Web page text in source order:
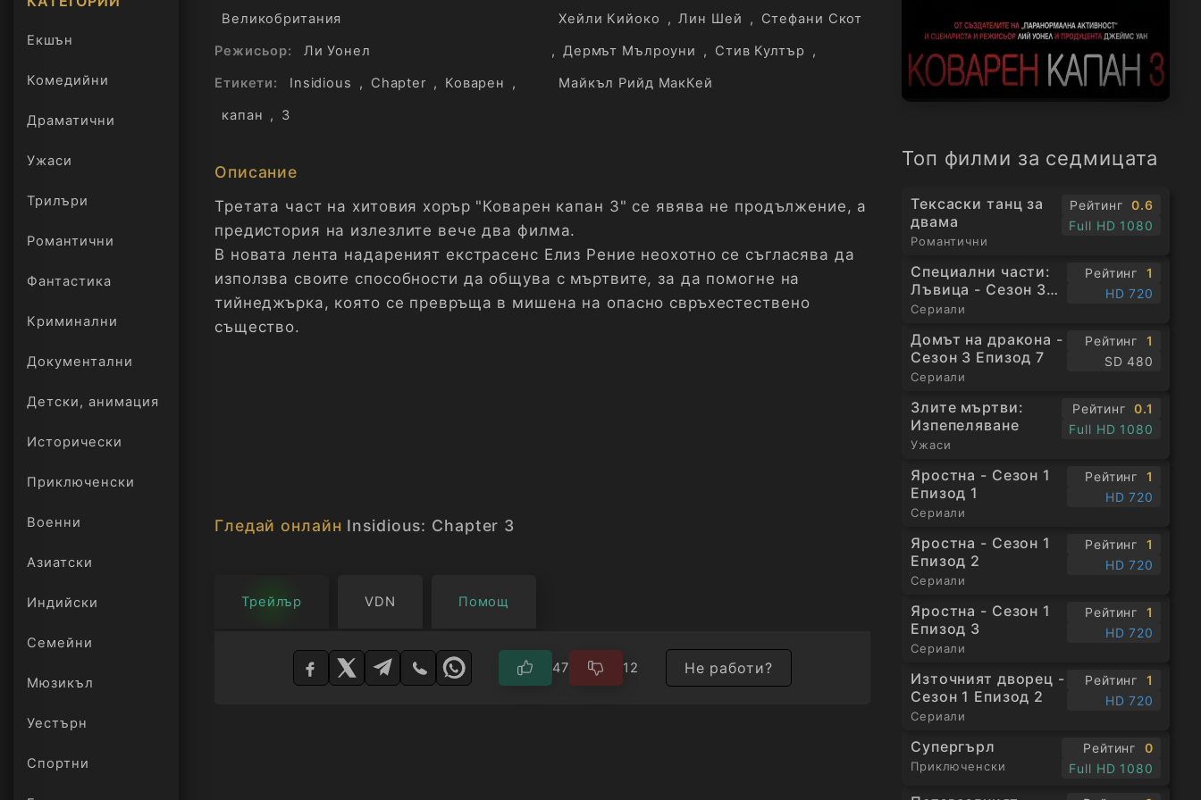
Екшън
Комедийни
Драматични
Ужаси
Трилъри
онлайн
Романтични
Фантастика
Криминални
Документални
Детски, анимация
Исторически
Приключенски
Военни
Азиатски
Индийски
Семейни
Мюзикъл
Уестърн
Спортни
Топ филми за седмицата
Тексаски танц за
двама
Романтични
Рейтинг
0.6
Full HD 1080
Специални части:
Лъвица - Сезон 3
Епизод 1
Сериали
Рейтинг
1
HD 720
Домът на дракона -
Сезон 3 Епизод 7
Сериали
Рейтинг
1
SD 480
Злите мъртви:
Изпепеляване
Ужаси
Рейтинг
0.1
Full HD 1080
Яростна - Сезон 1
Епизод 1
Сериали
Рейтинг
1
HD 720
Яростна - Сезон 1
Епизод 2
Сериали
Рейтинг
1
HD 720
Яростна - Сезон 1
Епизод 3
Сериали
Рейтинг
1
HD 720
Източният дворец -
Сезон 1 Епизод 2
Сериали
Рейтинг
1
HD 720
Супергърл
Приключенски
Рейтинг
0
Full HD 1080
Великобритания
Режисьор:
Ли Уонел
Етикети:
Insidious , Chapter , Коварен
,
капан , 3
Хейли Кийоко
, Лин Шей ,
Стефани Скот
, Дермът Мълроуни , Стив Култър
,
Майкъл Рийд МакКей
Описание
Третата част на хитовия хорър "Коварен капан 3" се явява не продължение, а
предистория на излезлите вече два филма.
В новата лента надареният екстрасенс Елиз Рение неохотно се съгласява да
използва своите способности да общува с мъртвите, за да помогне на
тийнеджърка, която се превръща в мишена на опасно свръхестествено
същество.
Гледай онлайн Insidious: Chapter 3
Трейлър VDN Помощ
47 12 Не работи?